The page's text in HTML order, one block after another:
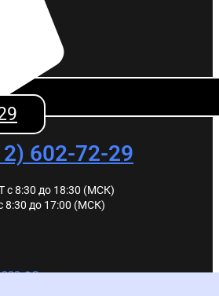
602-72-29
с 8:30 до 18:30 (МСК)
8:30 до 17:00 (МСК)
223-ФЗ